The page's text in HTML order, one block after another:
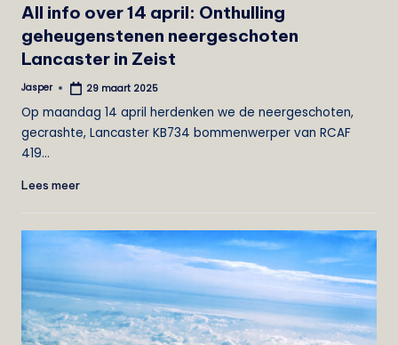
All info over 14 april: Onthulling
geheugenstenen neergeschoten
Lancaster in Zeist
Geplaatst
Jasper 29 maart 2025
Op maandag 14 april herdenken we de neergeschoten,
gecrashte, Lancaster KB734 bommenwerper van RCAF
419…
Lees meer